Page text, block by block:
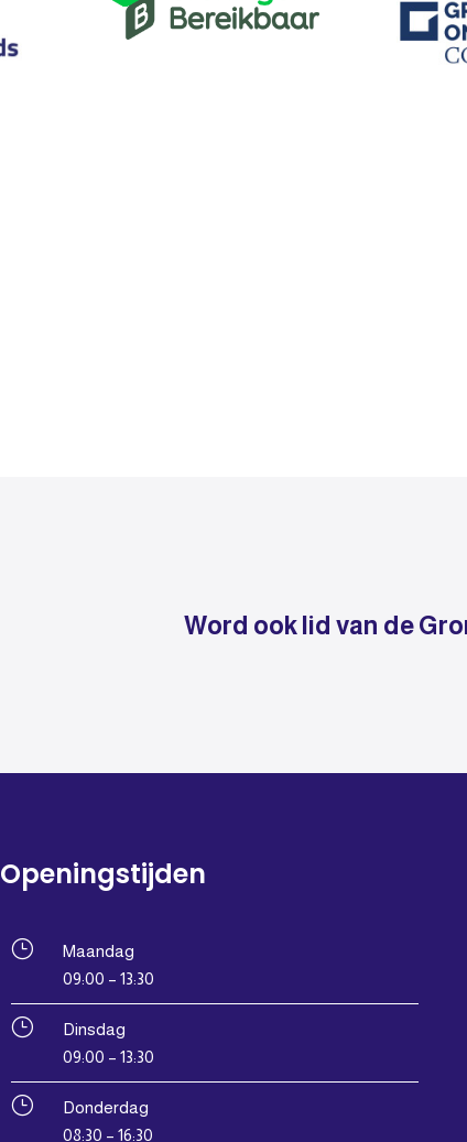
Word ook lid van de
Openingstijden
}
Maandag
09:00 – 13:30
}
Dinsdag
09:00 – 13:30
}
Donderdag
08:30 – 16:30